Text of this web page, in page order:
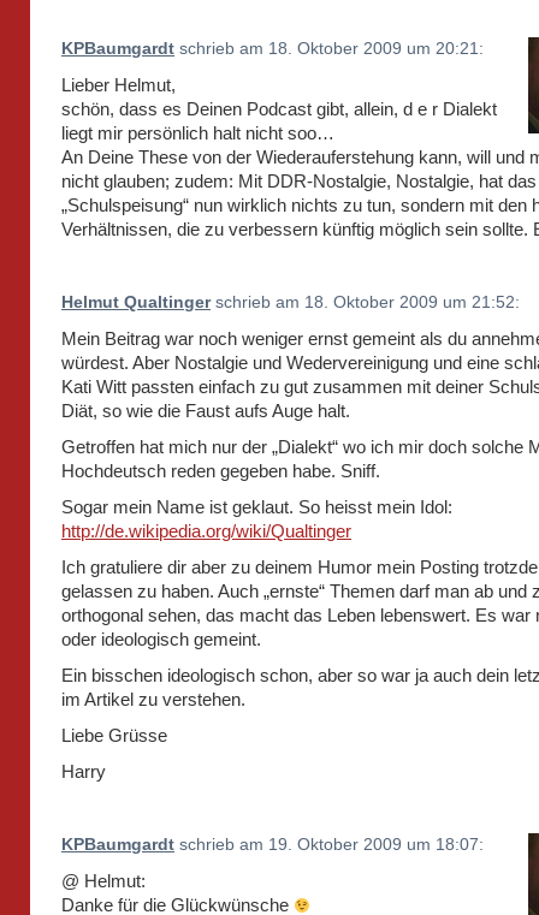
KPBaumgardt schrieb am 18. Oktober 2009 um 20:21:
Lieber Helmut,
schön, dass es Deinen Podcast gibt, allein, d e r Dialekt
liegt mir persönlich halt nicht soo…
An Deine These von der Wiederauferstehung kann, will und
nicht glauben; zudem: Mit DDR-Nostalgie, Nostalgie, hat
„Schulspeisung“ nun wirklich nichts zu tun, sondern mit den
Verhältnissen, die zu verbessern künftig möglich sein sollte.
Helmut Qualtingerschrieb am 18. Oktober 2009 um 21:52:
Mein Beitrag war noch weniger ernst gemeint als du
würdest. Aber Nostalgie und Wedervereinigung und eine
Kati Witt passten einfach zu gut zusammen mit deiner
Diät, so wie die Faust aufs Auge halt.
Getroffen hat mich nur der „Dialekt“ wo ich mir doch solche
Hochdeutsch reden gegeben habe. Sniff.
Sogar mein Name ist geklaut. So heisst mein Idol:
http://de.wikipedia.org/wiki/Qualtinger
Ich gratuliere dir aber zu deinem Humor mein Posting
gelassen zu haben. Auch „ernste“ Themen darf man ab und
orthogonal sehen, das macht das Leben lebenswert. Es war
oder ideologisch gemeint.
Ein bisschen ideologisch schon, aber so war ja auch dein
im Artikel zu verstehen.
Liebe Grüsse
Harry
KPBaumgardt schrieb am 19. Oktober 2009 um 18:07:
@ Helmut:
Danke für die Glückwünsche